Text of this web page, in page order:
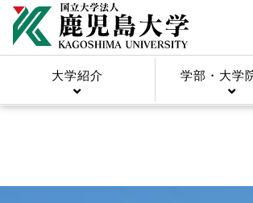
大学紹介 学部・大学